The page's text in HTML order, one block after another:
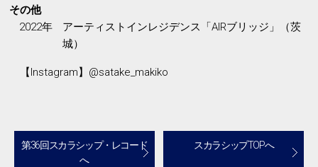
その他
2022年
アーティストインレジデンス「AIRブリッジ」（茨
城）
【Instagram】@satake_makiko
第36回スカラシップ・レコード
へ
スカラシップTOPへ